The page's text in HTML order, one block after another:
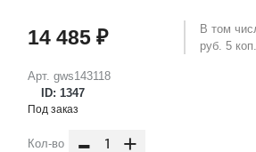
Арт. gws143118
ID: 1347
14 485 ₽
В том
руб. 5 коп.
Под заказ
Кол-во +